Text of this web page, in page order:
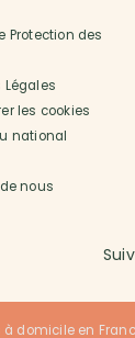
Protection des
Légales
les cookies
national
nous
domicile en